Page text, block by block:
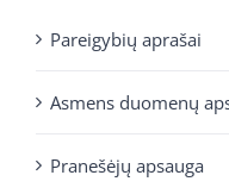
Pareigybių aprašai
Asmens duomenų
Pranešėjų apsauga